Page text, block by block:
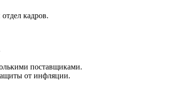
кадров.
поставщиками.
от инфляции.